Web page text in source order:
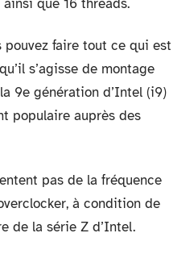
que 16 threads.
pouvez faire tout ce qui est
s’agisse de montage
9e génération d’Intel (i9)
populaire auprès des
pas de la fréquence
à condition de
de la série Z d’Intel.